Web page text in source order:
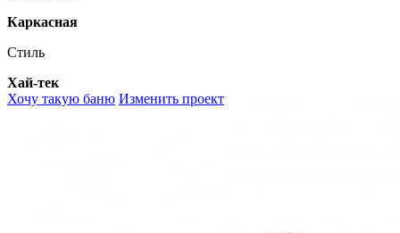
Каркасная
Стиль
Хай-тек
Хочу такую баню Изменить проект